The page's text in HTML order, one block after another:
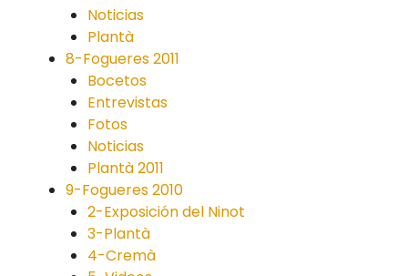
Noticias
Plantà
8-Fogueres 2011
Bocetos
Entrevistas
Fotos
Noticias
Plantà 2011
9-Fogueres 2010
2-Exposición del Ninot
3-Plantà
4-Cremà